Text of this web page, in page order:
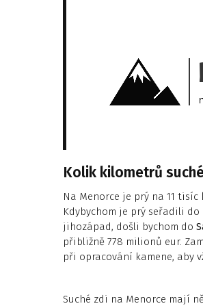
Kolik kilometrů
Na Menorce je prý na 11
Kdybychom je prý seřadili
jihozápad, došli bychom do
přibližně 778 milionů eur.
při opracování kamene, aby
Suché zdi na Menorce mají